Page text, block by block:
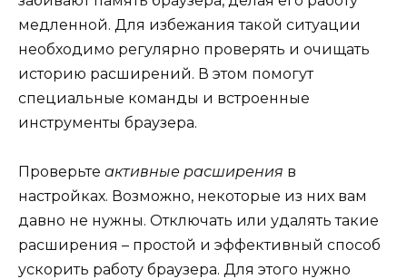
медленной. Для избежания такой ситуации
необходимо регулярно проверять и очищать
историю расширений. В этом помогут
специальные команды и встроенные
инструменты браузера.
Проверьте активные расширения в
настройках. Возможно, некоторые из них вам
давно не нужны. Отключать или удалять такие
расширения – простой и эффективный способ
ускорить работу браузера. Для этого нужно